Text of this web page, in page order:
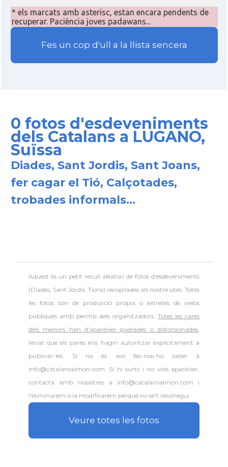
* els marcats amb asterisc, estan encara pendents de
recuperar. Paciència joves padawans...
Fes un cop d'ull a la llista sencera
0 fotos d'esdeveniments
dels Catalans a LUGANO,
Suïssa
Diades, Sant Jordis, Sant Joans,
fer cagar el Tió, Calçotades,
trobades informals...
Aquest és un petit recull aleatori defotos d'esdeveniments
(Diades, Sant Jordis, Tions) recopilades als nostre sites. Totes
les fotos són de producció pròpia o extretes de webs
públiques amb permís dels organitzadors.Totes les cares
dels menors han d'aparèixer pixelades o distorsionades,
llevat que els pares ens hagin autoritzar explícitament a
publicar-les. Si no és així fes-nos-ho saber a
info@catalansalmon.com. Si hi surts i no vols aparèixer,
contacta amb nosaltres a info@catalansalmon.com i
l'eliminarem o la modificarem perquè no se't reconegui.
Veure totes les fotos